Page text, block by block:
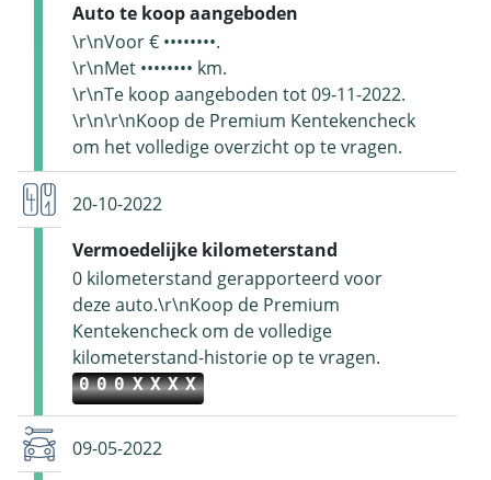
Auto te koop aangeboden
\r\nVoor € ••••••••.
\r\nMet •••••••• km.
\r\nTe koop aangeboden tot 09-11-2022.
\r\n\r\nKoop de Premium Kentekencheck
om het volledige overzicht op te vragen.
20-10-2022
Vermoedelijke kilometerstand
0 kilometerstand gerapporteerd voor
deze auto.\r\nKoop de Premium
Kentekencheck om de volledige
kilometerstand-historie op te vragen.
000XXXX
09-05-2022